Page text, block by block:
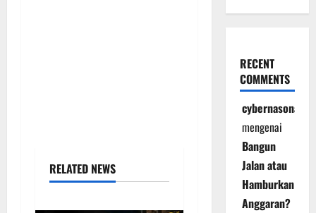
RELATED NEWS
RECENT
COMMENTS
cybernasonal
mengenai
Bangun
Jalan atau
Hamburkan
Anggaran?